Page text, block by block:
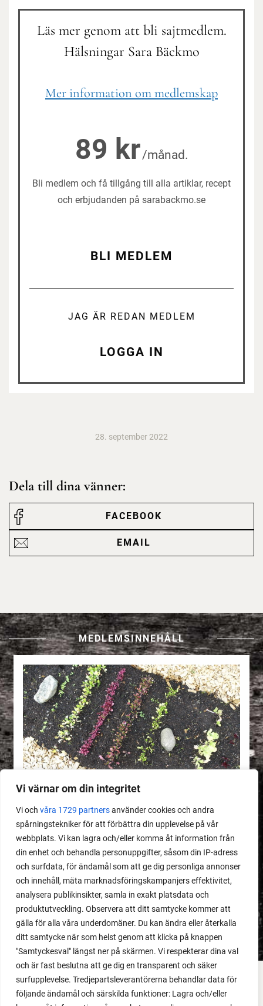
Vi värnar om din integritet
Vi och våra 1729 partnersanvänder cookies och andra
spårningstekniker för att förbättra din upplevelse på vår
webbplats. Vi kan lagra och/eller komma åt information från
din enhet och behandla personuppgifter, såsom din IP-adress
och surfdata, för ändamål som att ge dig personliga annonser
och innehåll, mäta marknadsföringskampanjers effektivitet,
analysera publikinsikter, samla in exakt platsdata och
produktutveckling. Observera att ditt samtycke kommer att
gälla för alla våra underdomäner. Du kan ändra eller återkalla
ditt samtycke när som helst genom att klicka på knappen
"Samtyckesval" längst ner på skärmen. Vi respekterar dina val
och är fast beslutna att ge dig en transparent och säker
surfupplevelse. Tredjepartsleverantörerna behandlar data för
följande ändamål och särskilda funktioner: Lagra och/eller
Läs mer genom att bli sajtmedlem.
Hälsningar Sara Bäckmo
Mer information om medlemskap
89 kr/månad.
Bli medlem och få tillgång till alla artiklar, recept
och erbjudanden på sarabackmo.se
BLI MEDLEM
JAG ÄR REDAN MEDLEM
LOGGA IN
28. september 2022
Dela till dina vänner:
FACEBOOK
EMAIL
MEDLEMSINNEHÅLL
MEDLEMSINNEHÅLL
Dåligt gödslad jord
LÄS MER
FACEBOOK